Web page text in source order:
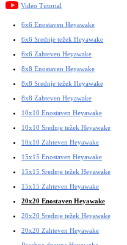
Video Tutorial
6x6 Enostaven Heyawake
6x6 Srednje težek Heyawake
6x6 Zahteven Heyawake
8x8 Enostaven Heyawake
8x8 Srednje težek Heyawake
8x8 Zahteven Heyawake
10x10 Enostaven Heyawake
10x10 Srednje težek Heyawake
10x10 Zahteven Heyawake
15x15 Enostaven Heyawake
15x15 Srednje težek Heyawake
15x15 Zahteven Heyawake
20x20 Enostaven Heyawake
20x20 Srednje težek Heyawake
20x20 Zahteven Heyawake